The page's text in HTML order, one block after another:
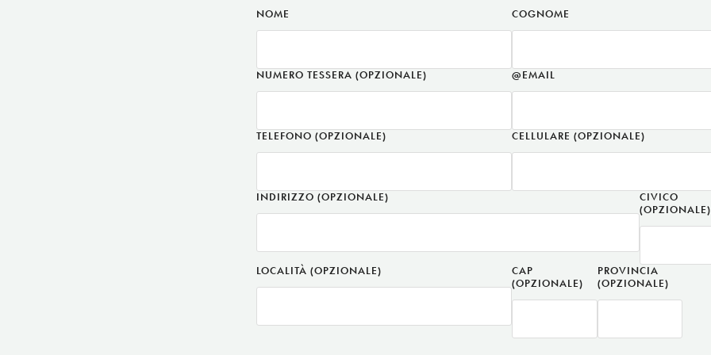
NOME COGNOME
NUMERO TESSERA (OPZIONALE) @EMAIL
TELEFONO (OPZIONALE) CELLULARE (OPZIONALE)
INDIRIZZO (OPZIONALE)
CIVICO
(OPZIONALE)
LOCALITÀ (OPZIONALE)
CAP
(OPZIONALE)
PROVINCIA
(OPZIONALE)